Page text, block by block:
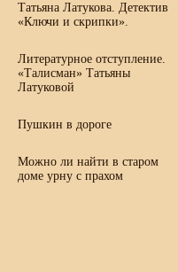
Татьяна Латукова. Детектив
«Ключи и скрипки».
Литературное отступление.
«Талисман» Татьяны
Латуковой
Пушкин в дороге
Можно ли найти в старом
доме урну с прахом